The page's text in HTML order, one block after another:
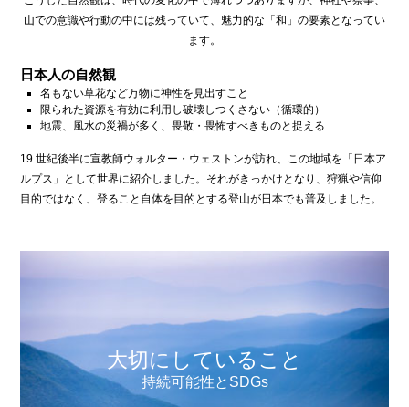
山での意識や行動の中には残っていて、魅力的な「和」の要素となってい
ます。
日本人の自然観
名もない草花など万物に神性を見出すこと
限られた資源を有効に利用し破壊しつくさない（循環的）
地震、風水の災禍が多く、畏敬・畏怖すべきものと捉える
19 世紀後半に宣教師ウォルター・ウェストンが訪れ、この地域を「日本ア
ルプス」として世界に紹介しました。それがきっかけとなり、狩猟や信仰
目的ではなく、登ること自体を目的とする登山が日本でも普及しました。
大切にしていること
持続可能性とSDGs